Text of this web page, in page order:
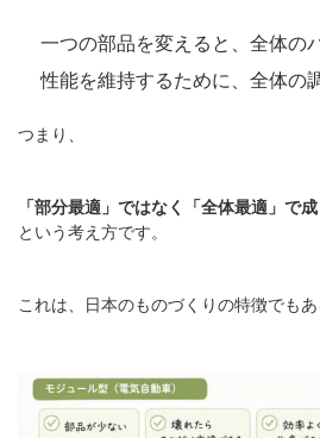
一つの部品を変えると、全体の
性能を維持するために、全体の
つまり、
「部分最適」ではなく「全体最適」で
という考え方です。
これは、日本のものづくりの特徴でもあ